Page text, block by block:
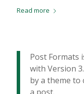
Read more
Post Formats
with Version
by a theme